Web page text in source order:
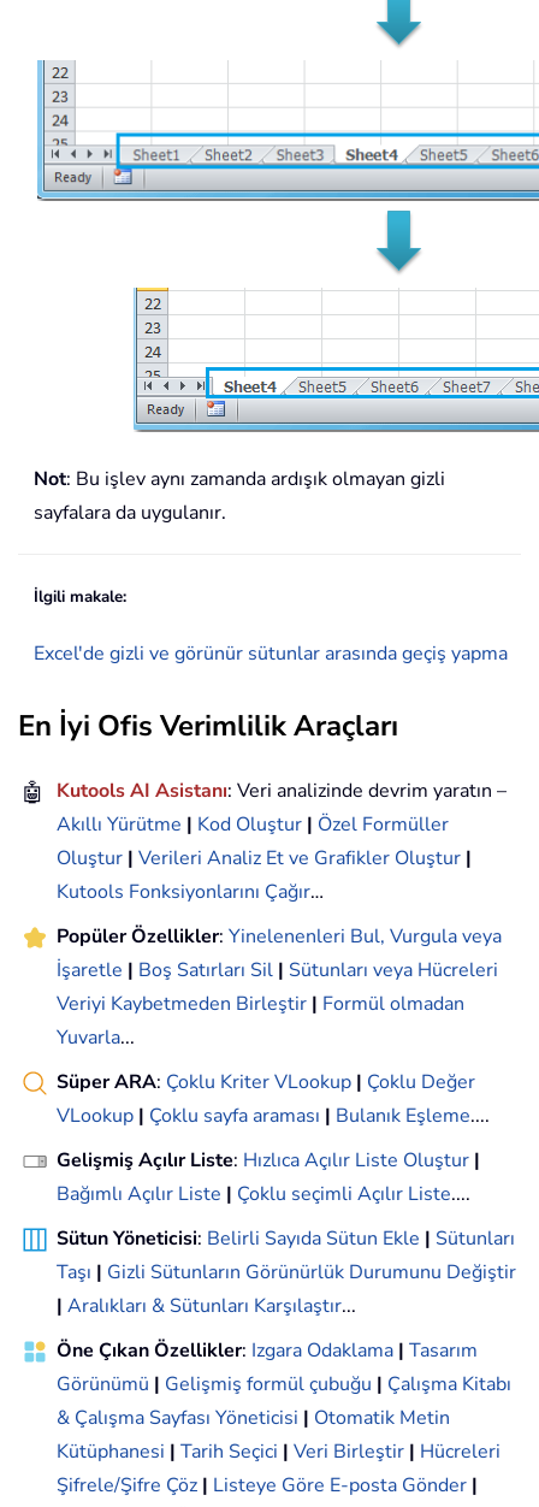
Not: Bu işlev aynı zamanda ardışık olmayan gizli
sayfalara da uygulanır.
İlgili makale:
Excel'de gizli ve görünür sütunlar arasında geçiş yapma
En İyi Ofis Verimlilik Araçları
🤖 Kutools AI Asistanı: Veri analizinde devrim yaratın –
Akıllı Yürütme | Kod Oluştur | Özel Formüller
Oluştur | Verileri Analiz Et ve Grafikler Oluştur |
Kutools Fonksiyonlarını Çağır…
Popüler Özellikler: Yinelenenleri Bul, Vurgula veya
İşaretle | Boş Satırları Sil | Sütunları veya Hücreleri
Veriyi Kaybetmeden Birleştir | Formül olmadan
Yuvarla...
Süper ARA: Çoklu Kriter VLookup | Çoklu Değer
VLookup | Çoklu sayfa araması | Bulanık Eşleme....
Gelişmiş Açılır Liste: Hızlıca Açılır Liste Oluştur |
Bağımlı Açılır Liste | Çoklu seçimli Açılır Liste....
Sütun Yöneticisi: Belirli Sayıda Sütun Ekle | Sütunları
Taşı | Gizli Sütunların Görünürlük Durumunu Değiştir
| Aralıkları & Sütunları Karşılaştır...
Öne Çıkan Özellikler: Izgara Odaklama | Tasarım
Görünümü | Gelişmiş formül çubuğu | Çalışma Kitabı
& Çalışma Sayfası Yöneticisi | Otomatik Metin
Kütüphanesi | Tarih Seçici | Veri Birleştir | Hücreleri
Şifrele/Şifre Çöz | Listeye Göre E-posta Gönder |